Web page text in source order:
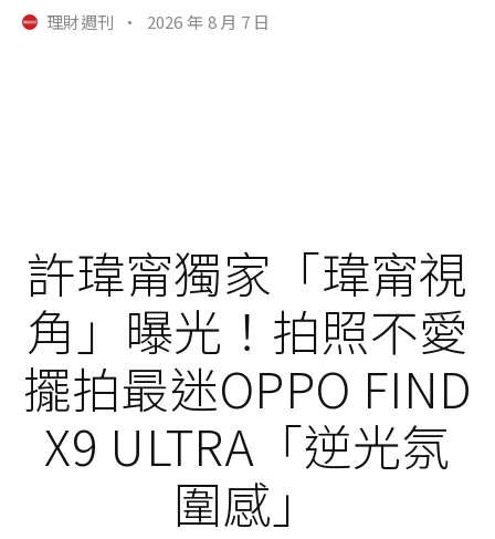
理財週刊 · 2026 年 8 月 7 日
許瑋甯獨家「瑋甯視
角」曝光！拍照不愛
擺拍最迷OPPO FIND
X9 ULTRA「逆光氛
圍感」